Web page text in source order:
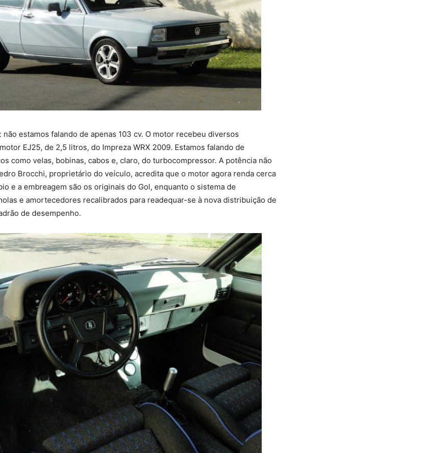
não estamos falando de apenas 103 cv. O motor recebeu diversos
EJ25, de 2,5 litros, do Impreza WRX 2009. Estamos falando de
como velas, bobinas, cabos e, claro, do turbocompressor. A potência não
Brocchi, proprietário do veículo, acredita que o motor agora renda cerca
e a embreagem são os originais do Gol, enquanto o sistema de
e amortecedores recalibrados para readequar-se à nova distribuição de
de desempenho.